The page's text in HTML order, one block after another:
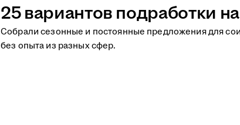
25 вариантов подработки
Собрали сезонные и постоянные предложения для
без опыта из разных сфер.